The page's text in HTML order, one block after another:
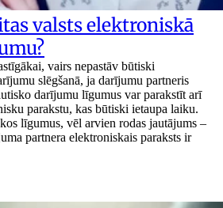
valsts elektroniskā
vairs nepastāv būtiski
slēgšanā, ja darījumu partneris
darījumu līgumus var parakstīt arī
parakstu, kas būtiski ietaupa laiku.
līgumus, vēl arvien rodas jautājums –
partnera elektroniskais paraksts ir